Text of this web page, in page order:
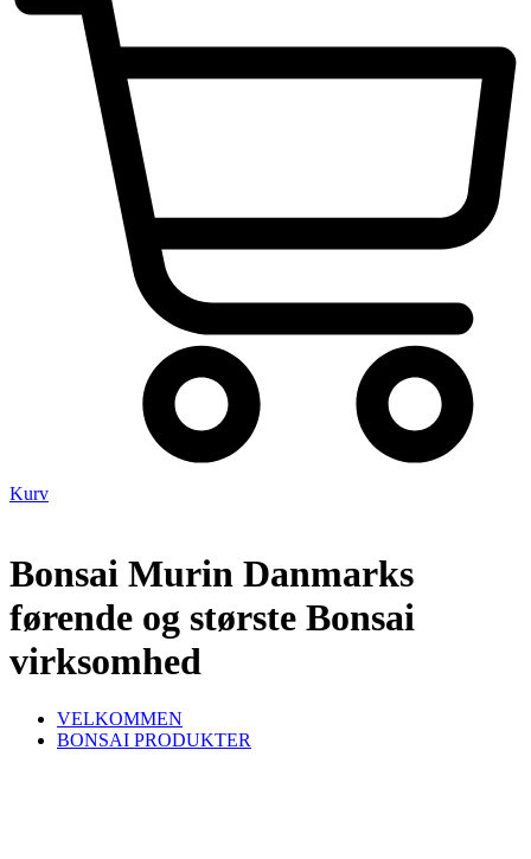
Kurv
Bonsai Murin Danmarks
førende og største Bonsai
virksomhed
VELKOMMEN
BONSAI PRODUKTER